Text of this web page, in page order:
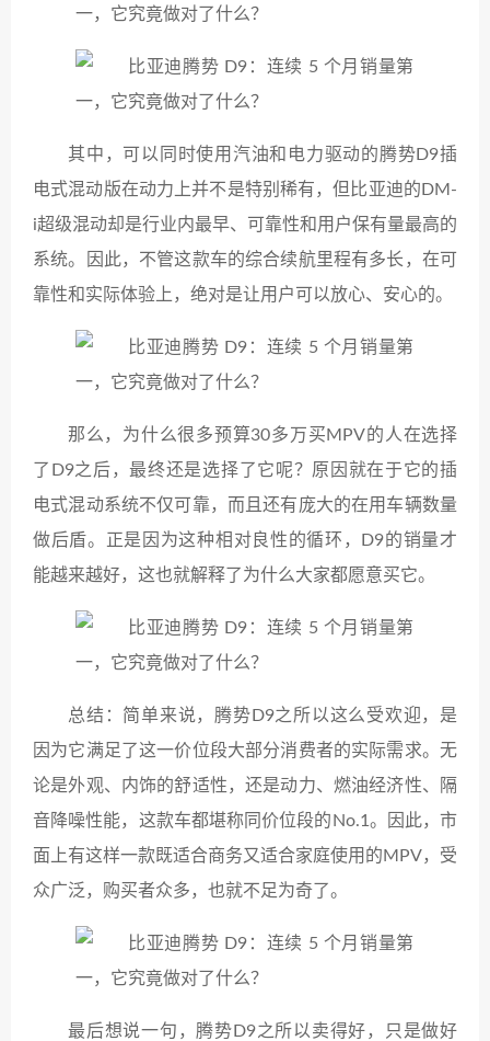
其中，可以同时使用汽油和电力驱动的腾势D9插
电式混动版在动力上并不是特别稀有，但比亚迪的DM-
i超级混动却是行业内最早、可靠性和用户保有量最高的
系统。因此，不管这款车的综合续航里程有多长，在可
靠性和实际体验上，绝对是让用户可以放心、安心的。
那么，为什么很多预算30多万买MPV的人在选择
了D9之后，最终还是选择了它呢？原因就在于它的插
电式混动系统不仅可靠，而且还有庞大的在用车辆数量
做后盾。正是因为这种相对良性的循环，D9的销量才
能越来越好，这也就解释了为什么大家都愿意买它。
总结：简单来说，腾势D9之所以这么受欢迎，是
因为它满足了这一价位段大部分消费者的实际需求。无
论是外观、内饰的舒适性，还是动力、燃油经济性、隔
音降噪性能，这款车都堪称同价位段的No.1。因此，市
面上有这样一款既适合商务又适合家庭使用的MPV，受
众广泛，购买者众多，也就不足为奇了。
最后想说一句，腾势D9之所以卖得好，只是做好